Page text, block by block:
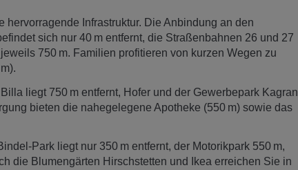
hervorragende Infrastruktur. Die Anbindung an den
sich nur 40 m entfernt, die Straßenbahnen 26 und 27
750 m. Familien profitieren von kurzen Wegen zu
liegt 750 m entfernt, Hofer und der Gewerbepark Kagran
bieten die nahegelegene Apotheke (550 m) sowie das
Park liegt nur 350 m entfernt, der Motorikpark 550 m,
die Blumengärten Hirschstetten und Ikea erreichen Sie in